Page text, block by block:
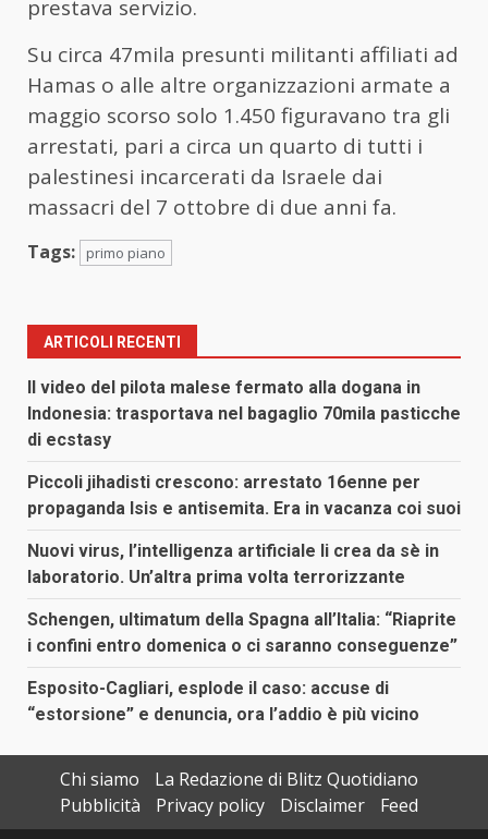
prestava servizio.
Su circa 47mila presunti militanti affiliati ad
Hamas o alle altre organizzazioni armate a
maggio scorso solo 1.450 figuravano tra gli
arrestati, pari a circa un quarto di tutti i
palestinesi incarcerati da Israele dai
massacri del 7 ottobre di due anni fa.
Tags: primo piano
ARTICOLI RECENTI
Il video del pilota malese fermato alla dogana in
Indonesia: trasportava nel bagaglio 70mila pasticche
di ecstasy
Piccoli jihadisti crescono: arrestato 16enne per
propaganda Isis e antisemita. Era in vacanza coi suoi
Nuovi virus, l’intelligenza artificiale li crea da sè in
laboratorio. Un’altra prima volta terrorizzante
Schengen, ultimatum della Spagna all’Italia: “Riaprite
i confini entro domenica o ci saranno conseguenze”
Esposito-Cagliari, esplode il caso: accuse di
“estorsione” e denuncia, ora l’addio è più vicino
Chi siamo
La Redazione di Blitz Quotidiano
Pubblicità
Privacy policy Disclaimer Feed